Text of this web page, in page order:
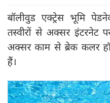
बॉलीवुड एक्ट्रेस भूमि
तस्वीरों से अक्सर इंटरनेट
अक्सर काम से ब्रेक कलर
हैं।